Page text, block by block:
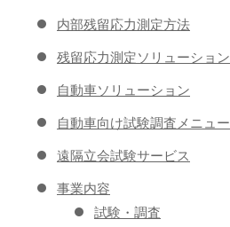
内部残留応力測定方法
残留応力測定ソリューション
自動車ソリューション
自動車向け試験調査メニュー
遠隔立会試験サービス
事業内容
試験・調査